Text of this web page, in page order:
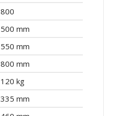
800
500 mm
550 mm
800 mm
120 kg
335 mm